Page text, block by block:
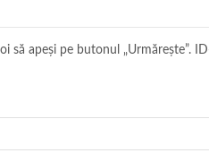
apeși pe butonul „Urmărește”.